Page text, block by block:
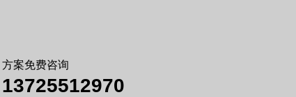
方案免费咨询
13725512970